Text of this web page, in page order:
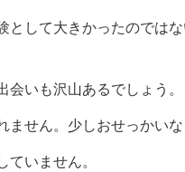
として大きかったのでは
会いも沢山あるでしょう。
ません。 少しおせっかい
ていません。